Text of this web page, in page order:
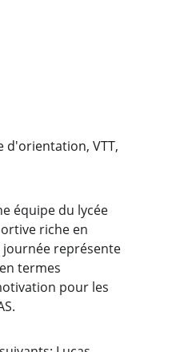
d'orientation, VTT,
équipe du lycée
riche en
journée représente
termes
pour les